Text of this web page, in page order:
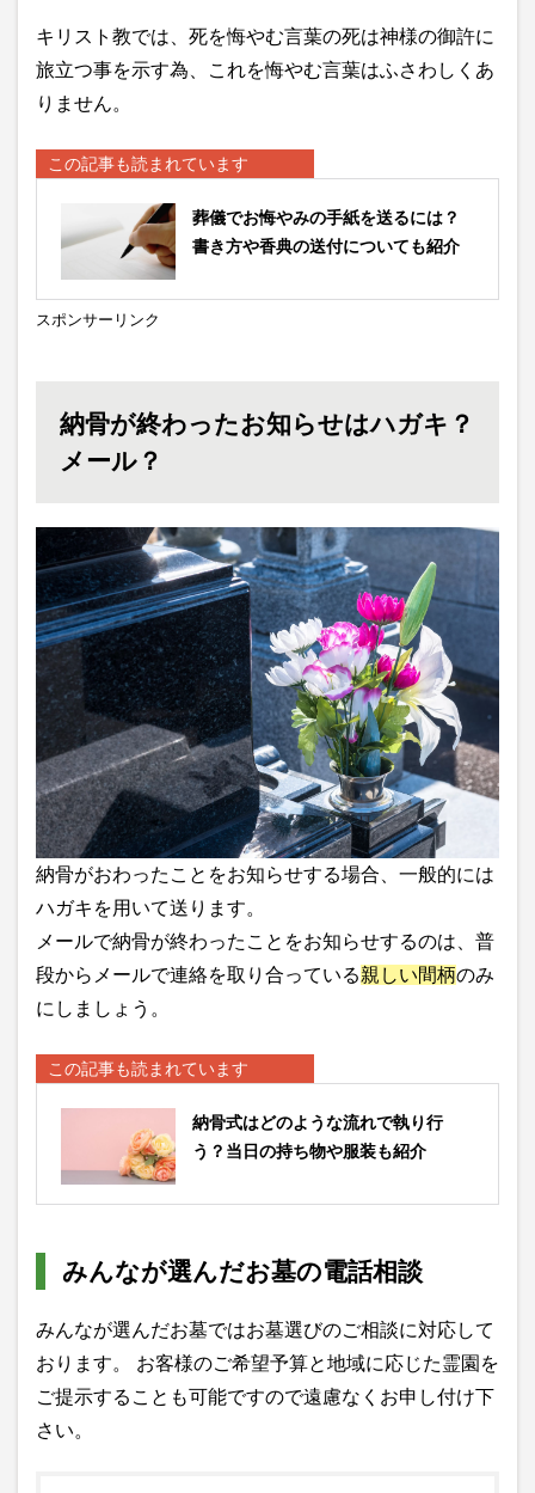
キリスト教では、死を悔やむ言葉の死は神様の御許に
旅立つ事を示す為、これを悔やむ言葉はふさわしくあ
りません。
この記事も読まれています
葬儀でお悔やみの手紙を送るには？
書き方や香典の送付についても紹介
スポンサーリンク
納骨が終わったお知らせはハガキ？
メール？
納骨がおわったことをお知らせする場合、一般的には
ハガキを用いて送ります。
メールで納骨が終わったことをお知らせするのは、普
段からメールで連絡を取り合っている親しい間柄のみ
にしましょう。
この記事も読まれています
納骨式はどのような流れで執り行
う？当日の持ち物や服装も紹介
みんなが選んだお墓の電話相談
みんなが選んだお墓ではお墓選びのご相談に対応して
おります。 お客様のご希望予算と地域に応じた霊園を
ご提示することも可能ですので遠慮なくお申し付け下
さい。